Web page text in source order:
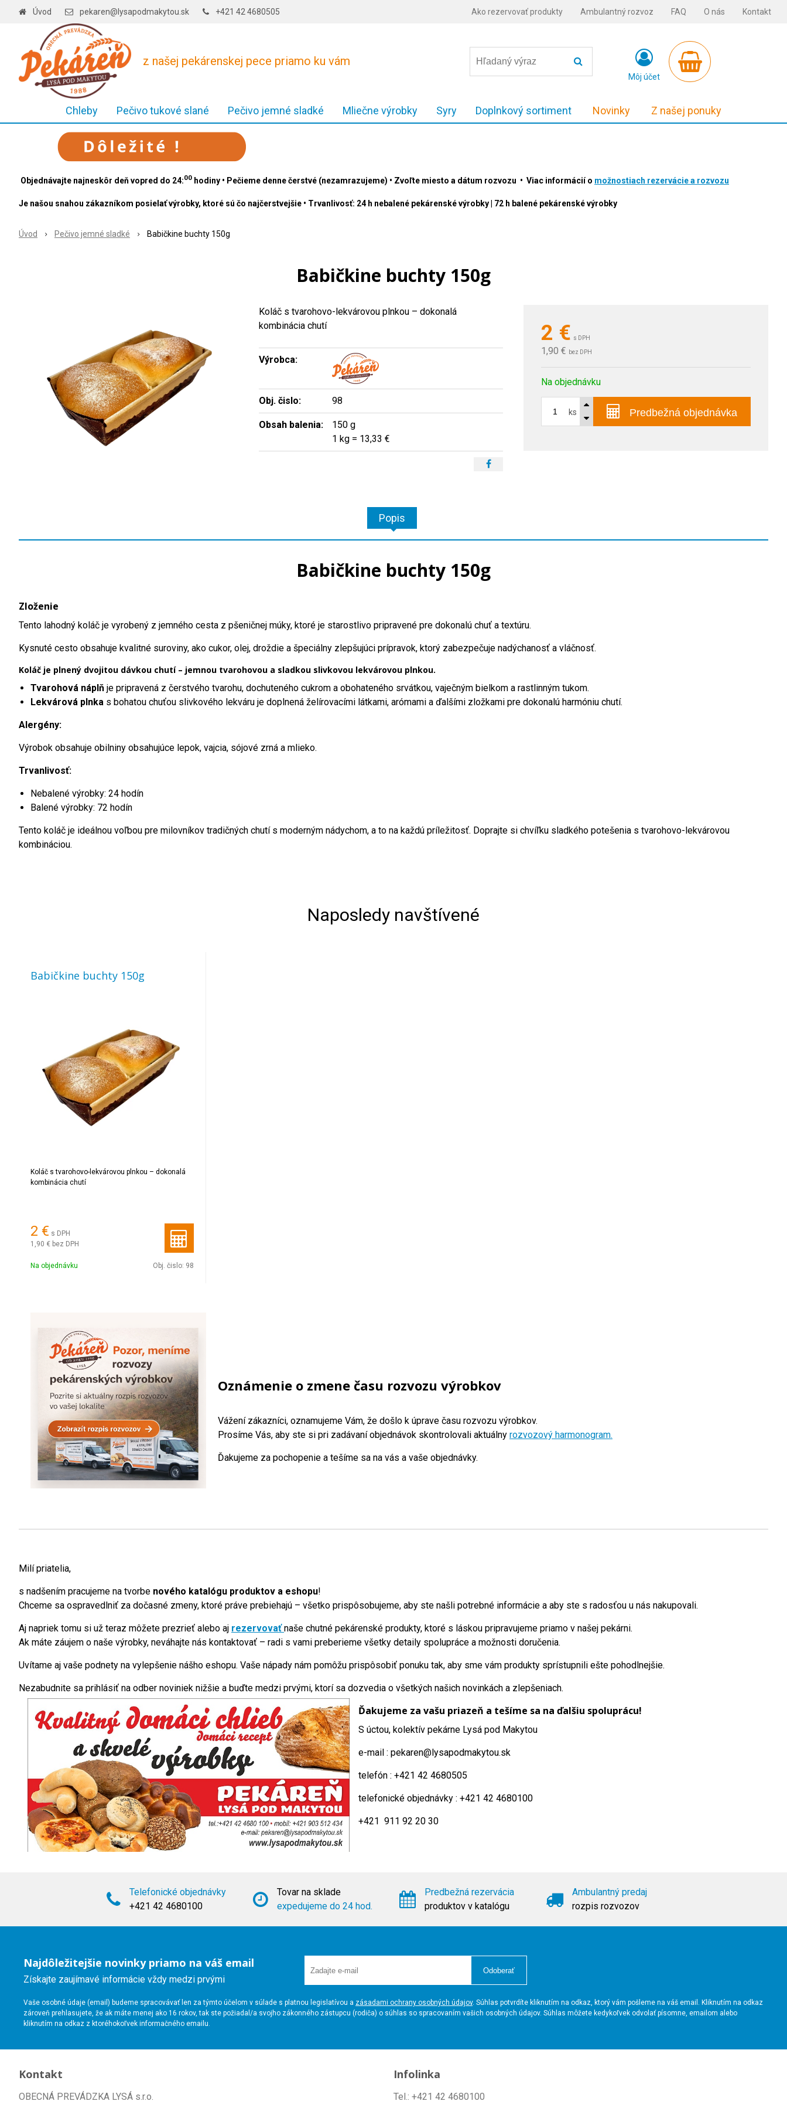
z našej pekárenskej pece priamo ku vám
Úvod pekaren@lysapodmakytou.sk +421 42 4680505 Ako rezervovať produkty Ambulantný rozvoz FAQ O nás Kontakt
Môj účet
Chleby Pečivo tukové slané Pečivo jemné sladké Mliečne výrobky Syry Doplnkový sortiment Novinky Z našej ponuky
Objednávajte najneskôr deň vopred do 24:00 hodiny • Pečieme denne čerstvé (nezamrazujeme) • Zvoľte miesto a dátum rozvozu • Viac informácií o možnostiach rezervácie a rozvozu
Je našou snahou zákazníkom posielať výrobky, ktoré sú čo najčerstvejšie • Trvanlivosť: 24 h nebalené pekárenské výrobky | 72 h balené pekárenské výrobky
Úvod Pečivo jemné sladké Babičkine buchty 150g
Babičkine buchty 150g
2 € s DPH
1,90 € bez DPH
Na objednávku
ks Predbežná objednávka
Koláč s tvarohovo-lekvárovou plnkou – dokonalá
kombinácia chutí
Výrobca:
Obj. čislo: 98
Obsah balenia:
150 g
1 kg = 13,33 €
Popis
Babičkine buchty 150g
Zloženie
Tento lahodný koláč je vyrobený z jemného cesta z pšeničnej múky, ktoré je starostlivo pripravené pre dokonalú chuť a textúru.
Kysnuté cesto obsahuje kvalitné suroviny, ako cukor, olej, droždie a špeciálny zlepšujúci prípravok, ktorý zabezpečuje nadýchanosť a vláčnosť.
Koláč je plnený dvojitou dávkou chutí – jemnou tvarohovou a sladkou slivkovou lekvárovou plnkou.
Tvarohová náplň je pripravená z čerstvého tvarohu, dochuteného cukrom a obohateného srvátkou, vaječným bielkom a rastlinným tukom.
Lekvárová plnka s bohatou chuťou slivkového lekváru je doplnená želírovacími látkami, arómami a ďalšími zložkami pre dokonalú harmóniu chutí.
Alergény:
Výrobok obsahuje obilniny obsahujúce lepok, vajcia, sójové zrná a mlieko.
Trvanlivosť:
Nebalené výrobky: 24 hodín
Balené výrobky: 72 hodín
Tento koláč je ideálnou voľbou pre milovníkov tradičných chutí s moderným nádychom, a to na každú príležitosť. Doprajte si chvíľku sladkého potešenia s tvarohovo-lekvárovou
kombináciou.
Naposledy navštívené
Babičkine buchty 150g
Koláč s tvarohovo-lekvárovou plnkou – dokonalá
kombinácia chutí
2 € s DPH
1,90 € bez DPH
Na objednávku Obj. čislo: 98
Oznámenie o zmene času rozvozu výrobkov
Vážení zákazníci, oznamujeme Vám, že došlo k úprave času rozvozu výrobkov.
Prosíme Vás, aby ste si pri zadávaní objednávok skontrolovali aktuálny rozvozový harmonogram.
Ďakujeme za pochopenie a tešíme sa na vás a vaše objednávky.
Milí priatelia,
s nadšením pracujeme na tvorbe nového katalógu produktov a eshopu!
Chceme sa ospravedlniť za dočasné zmeny, ktoré práve prebiehajú – všetko prispôsobujeme, aby ste našli potrebné informácie a aby ste s radosťou u nás nakupovali.
Aj napriek tomu si už teraz môžete prezrieť alebo aj rezervovaťnaše chutné pekárenské produkty, ktoré s láskou pripravujeme priamo v našej pekárni.
Ak máte záujem o naše výrobky, neváhajte nás kontaktovať – radi s vami preberieme všetky detaily spolupráce a možnosti doručenia.
Uvítame aj vaše podnety na vylepšenie nášho eshopu. Vaše nápady nám pomôžu prispôsobiť ponuku tak, aby sme vám produkty sprístupnili ešte pohodlnejšie.
Nezabudnite sa prihlásiť na odber noviniek nižšie a buďte medzi prvými, ktorí sa dozvedia o všetkých našich novinkách a zlepšeniach.
Ďakujeme za vašu priazeň a tešíme sa na ďalšiu spoluprácu!
S úctou, kolektív pekárne Lysá pod Makytou
e-mail : pekaren@lysapodmakytou.sk
telefón : +421 42 4680505
telefonické objednávky : +421 42 4680100
+421 911 92 20 30
Telefonické objednávky
+421 42 4680100
Tovar na sklade
expedujeme do 24 hod.
Predbežná rezervácia
produktov v katalógu
Ambulantný predaj
rozpis rozvozov
Najdôležitejšie novinky priamo na váš email
Získajte zaujímavé informácie vždy medzi prvými
Odoberať
Vaše osobné údaje (email) budeme spracovávať len za týmto účelom v súlade s platnou legislatívou a zásadami ochrany osobných údajov. Súhlas potvrdíte kliknutím na odkaz, ktorý vám pošleme na váš email. Kliknutím na odkaz
zároveň prehlasujete, že ak máte menej ako 16 rokov, tak ste požiadal/a svojho zákonného zástupcu (rodiča) o súhlas so spracovaním vašich osobných údajov. Súhlas môžete kedykoľvek odvolať písomne, emailom alebo
kliknutím na odkaz z ktoréhokoľvek informačného emailu.
Kontakt
OBECNÁ PREVÁDZKA LYSÁ s.r.o.
Infolinka
Tel.: +421 42 4680100